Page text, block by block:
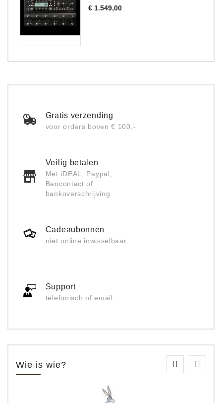
€ 1.549,00Prijs
Gratis verzending
voor orders boven € 100,-
Veilig betalen
Met iDEAL, Paypal,
Bancontact of
bankoverschrijving
Cadeaubonnen
niet online inwisselbaar
Support
telefonisch of email
Wie is wie?